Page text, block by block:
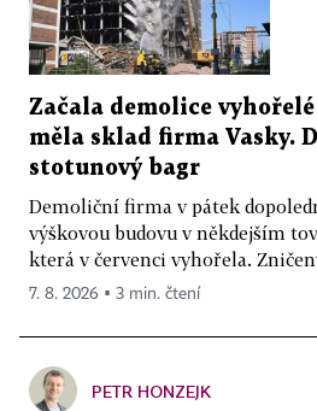
Začala demolice
měla sklad firma Vasky.
stotunový bagr
Demoliční firma v pátek
výškovou budovu v někdejším
která v červenci vyhořela.
7. 8. 2026 ▪ 3 min. čtení
PETR HONZEJK